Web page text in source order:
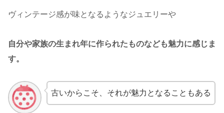
ヴィンテージ感が味となるようなジュエリーや
自分や家族の生まれ年に作られたものなども魅力に感じま
す。
古いからこそ、それが魅力となることもある